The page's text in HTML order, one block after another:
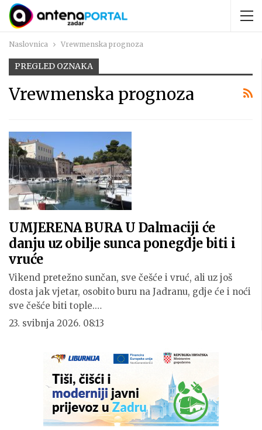
Naslovnica Vrewmenska prognoza
PREGLED OZNAKA
Vrewmenska prognoza
UMJERENA BURA U Dalmaciji će
danju uz obilje sunca ponegdje biti i
vruće
Vikend pretežno sunčan, sve češće i vruć, ali uz još
dosta jak vjetar, osobito buru na Jadranu, gdje će i noći
sve češće biti tople.…
23. svibnja 2026. 08:13